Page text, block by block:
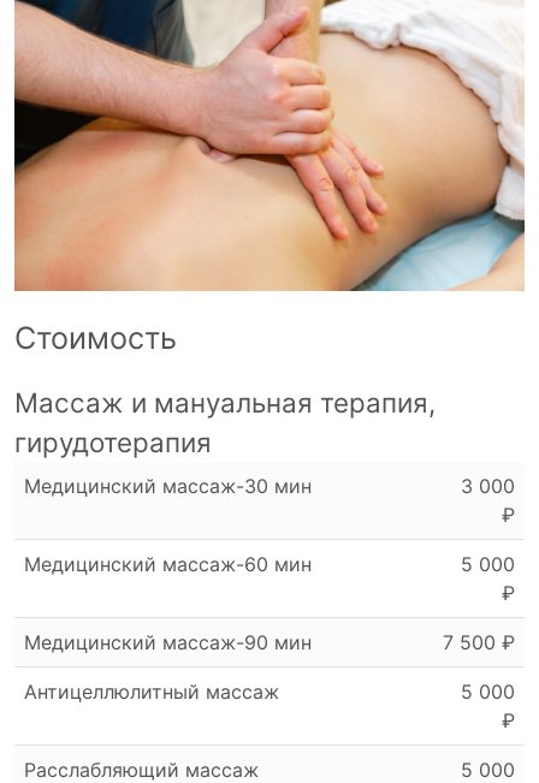
Стоимость
Массаж и мануальная терапия,
гирудотерапия
Медицинский массаж-30 мин
3 000
₽
Медицинский массаж-60 мин
5 000
₽
Медицинский массаж-90 мин 7 500 ₽
Антицеллюлитный массаж
5 000
₽
Расслабляющий массаж
5 000